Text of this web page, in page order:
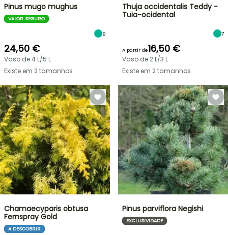
Pinus mugo mughus
VALOR SEGURO
9
24,50 €
Vaso de 4 L/5 L
Existe em 2 tamanhos
Thuja occidentalis Teddy -
Tuia-ocidental
7
A partir de16,50 €
Vaso de 2 L/3 L
Existe em 2 tamanhos
Chamaecyparis obtusa
Fernspray Gold
A DESCOBRIR
Pinus parviflora Negishi
EXCLUSIVIDADE